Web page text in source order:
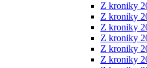
Z kroniky
Z kroniky
Z kroniky
Z kroniky
Z kroniky
Z kroniky